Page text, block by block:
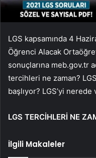
LGS kapsamında 4
Öğrenci Alacak
sonuçlarına meb.gov.tr
tercihleri ​​ne zaman?
başlıyor? LGS’yi nerede
LGS TERCİHLERİ NE
İlgili Makaleler